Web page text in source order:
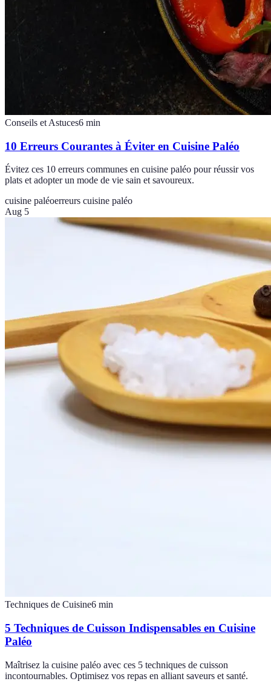
Conseils et Astuces6 min
10 Erreurs Courantes à Éviter en Cuisine Paléo
Évitez ces 10 erreurs communes en cuisine paléo pour réussir vos
plats et adopter un mode de vie sain et savoureux.
cuisine paléoerreurs cuisine paléo
Aug 5
Techniques de Cuisine6 min
5 Techniques de Cuisson Indispensables en Cuisine
Paléo
Maîtrisez la cuisine paléo avec ces 5 techniques de cuisson
incontournables. Optimisez vos repas en alliant saveurs et santé.